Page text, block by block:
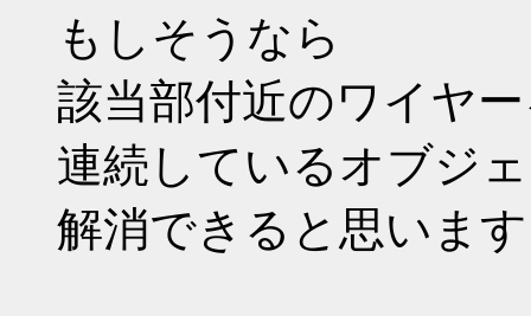
もしそうなら
該当部付近のワイヤ
連続しているオブジ
解消できると思います